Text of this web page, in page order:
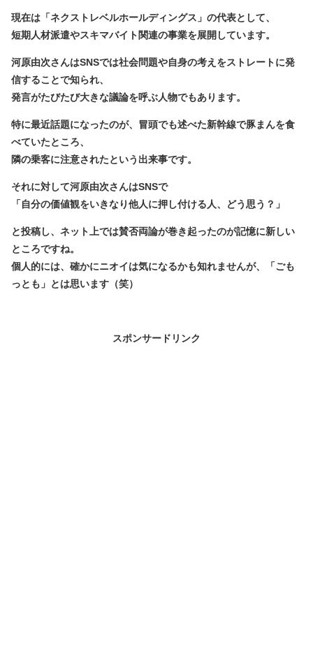
現在は「ネクストレベルホールディングス」の代表として、
短期人材派遣やスキマバイト関連の事業を展開しています。
河原由次さんはSNSでは社会問題や自身の考えをストレートに発
信することで知られ、
発言がたびたび大きな議論を呼ぶ人物でもあります。
特に最近話題になったのが、冒頭でも述べた新幹線で豚まんを食
べていたところ、
隣の乗客に注意されたという出来事です。
それに対して河原由次さんはSNSで
「自分の価値観をいきなり他人に押し付ける人、どう思う？」
と投稿し、ネット上では賛否両論が巻き起ったのが記憶に新しい
ところですね。
個人的には、確かにニオイは気になるかも知れませんが、「ごも
っとも」とは思います（笑）
スポンサードリンク